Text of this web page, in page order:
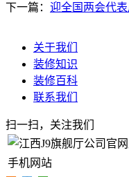
下一篇： 迎全国两会代
关于我们
装修知识
装修百科
联系我们
扫一扫，关注我们
手机网站